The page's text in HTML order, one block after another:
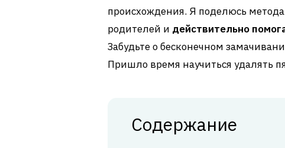
происхождения. Я поделюсь
родителей и действительно
Забудьте о бесконечном
Пришло время научиться удалять
Содержание